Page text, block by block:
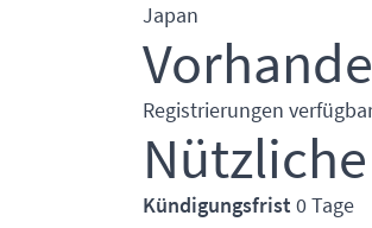
Japan
Registrierungen
Kündigungsfrist 0 Tage